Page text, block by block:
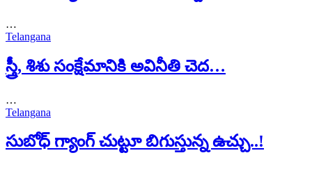
…
Telangana
స్త్రీ, శిశు సంక్షేమానికి అవినీతి చెద…
…
Telangana
సుబోధ్ గ్యాంగ్ చుట్టూ బిగుస్తున్న ఉచ్చు..!